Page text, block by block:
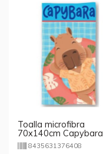
Toalla microfibra
70x140cm Capybara
8435631376408